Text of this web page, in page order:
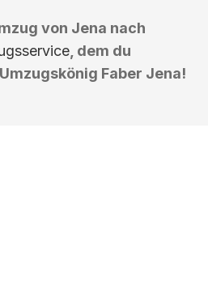
von Jena nach
, dem du
Faber Jena!